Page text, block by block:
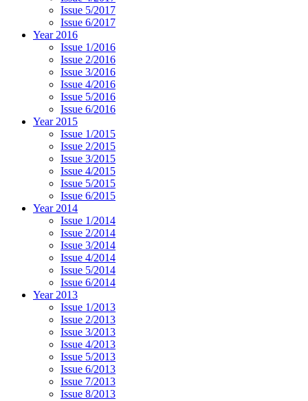
Issue 5/2017
Issue 6/2017
Year 2016
Issue 1/2016
Issue 2/2016
Issue 3/2016
Issue 4/2016
Issue 5/2016
Issue 6/2016
Year 2015
Issue 1/2015
Issue 2/2015
Issue 3/2015
Issue 4/2015
Issue 5/2015
Issue 6/2015
Year 2014
Issue 1/2014
Issue 2/2014
Issue 3/2014
Issue 4/2014
Issue 5/2014
Issue 6/2014
Year 2013
Issue 1/2013
Issue 2/2013
Issue 3/2013
Issue 4/2013
Issue 5/2013
Issue 6/2013
Issue 7/2013
Issue 8/2013